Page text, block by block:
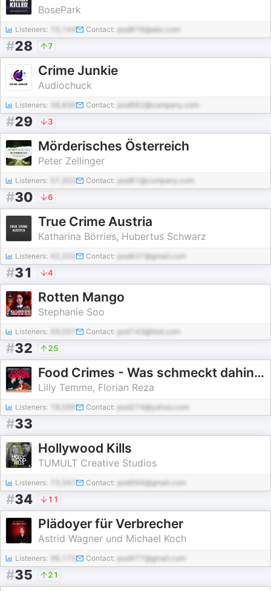
BosePark
Listeners: 70,144 Contact: pod876@abc.com
#28 7
Crime Junkie
Audiochuck
Listeners: Contact: pod682@company.com
#29 3
Mörderisches Österreich
Peter Zellinger
Listeners: Contact: pod81@company.com
#30 6
True Crime Austria
Katharina Börries, Hubertus Schwarz
Listeners: Contact: pod437@gmail.com
#31 4
Rotten Mango
Stephanie Soo
Listeners: Contact: pod143@test.com
#32 25
Food Crimes - Was schmeckt dahinter?
Lilly Temme, Florian Reza
Listeners: Contact: pod274@yahoo.com
#33
Hollywood Kills
TUMULT Creative Studios
Listeners: Contact: pod594@gmail.com
#34 11
Plädoyer für Verbrecher
Astrid Wagner und Michael Koch
Listeners: Contact: pod477@gmail.com
#35 21